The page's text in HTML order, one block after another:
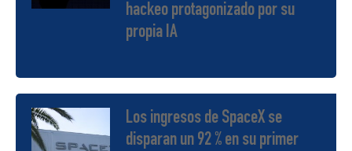
hackeo protagonizado por su
propia IA
Los ingresos de SpaceX se
disparan un 92 % en su primer